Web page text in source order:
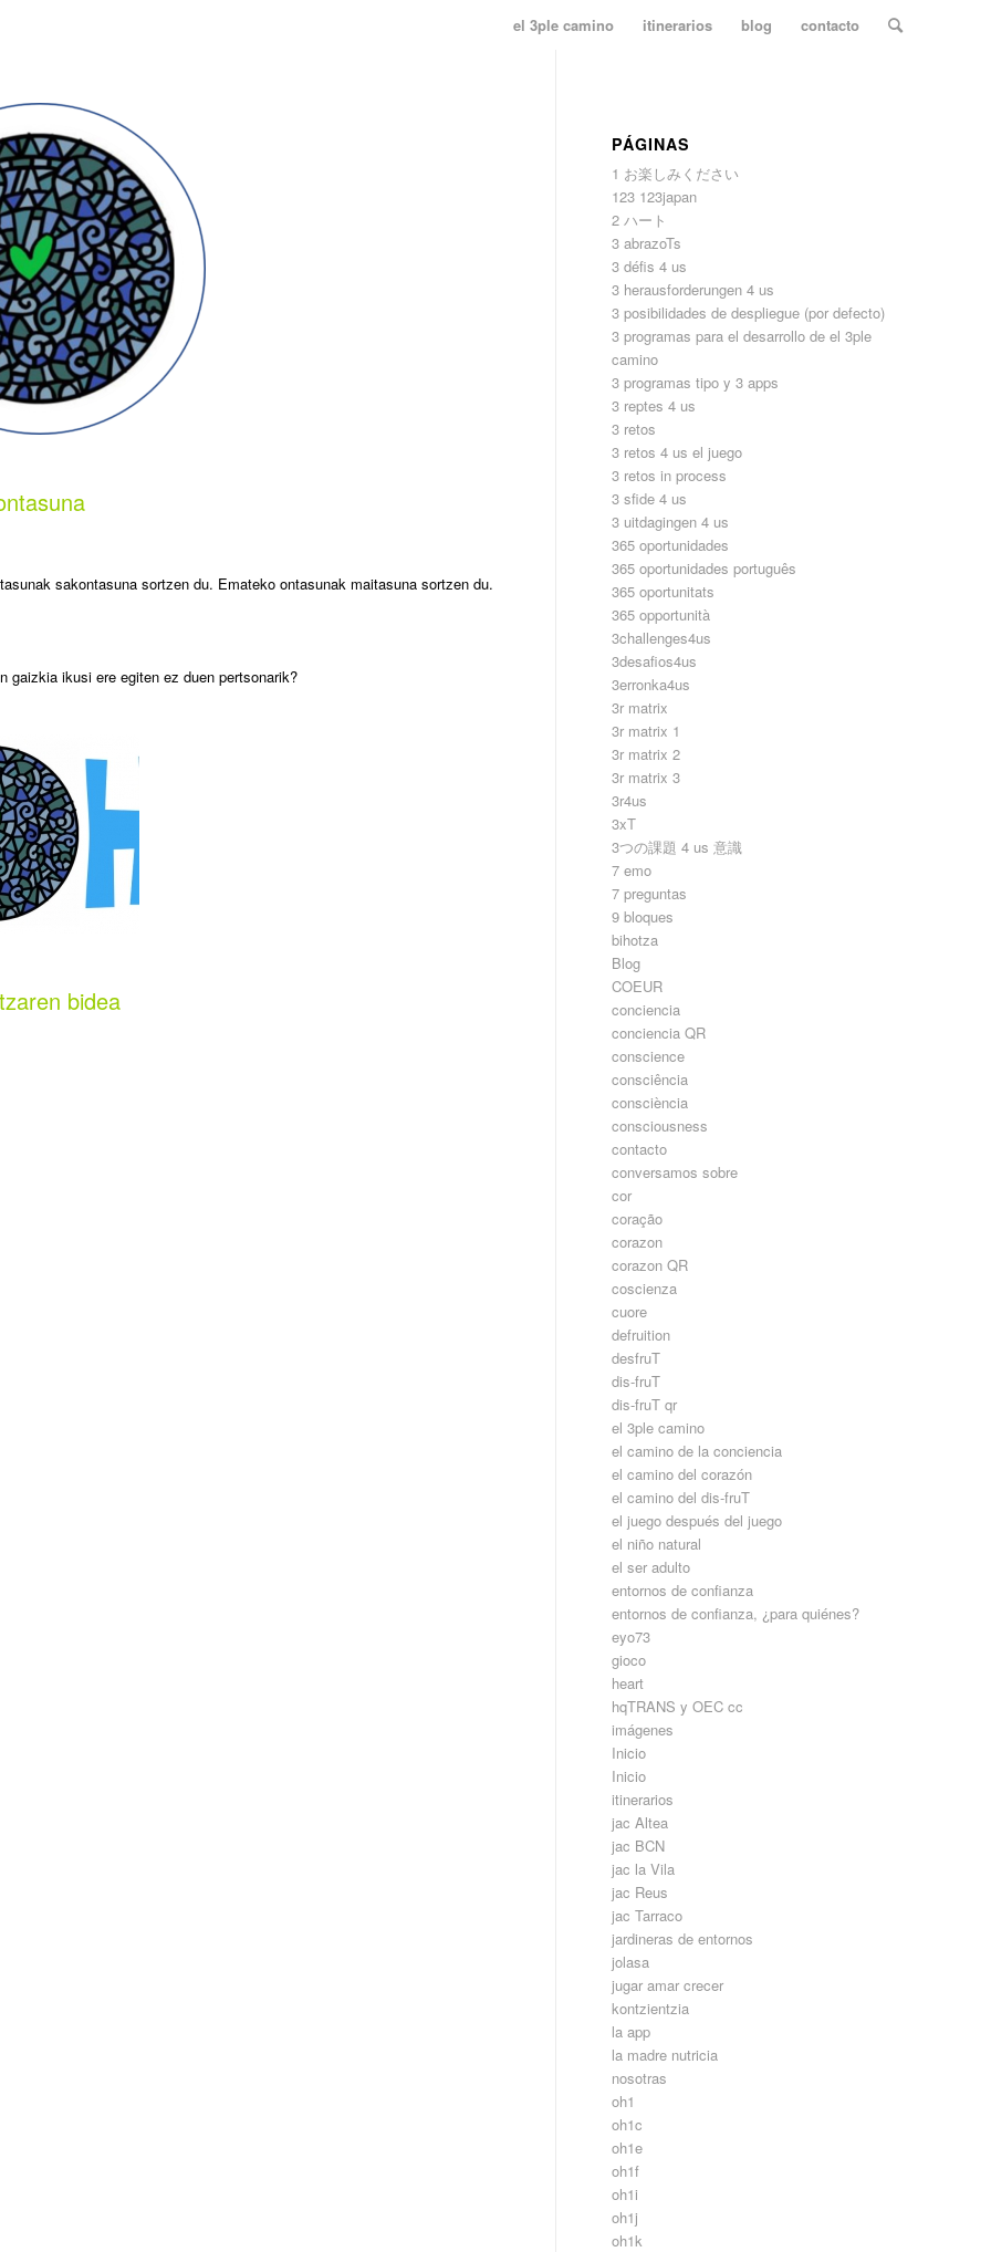
el 3ple camino itinerarios blog contacto
sakontasuna sortzen du. Emateko ontasunak maitasuna sortzen du.
gaizkia ikusi ere egiten ez duen pertsonarik?
bidea
PÁGINAS
1 お楽しみください
123 123japan
2 ハート
3 abrazoTs
3 défis 4 us
3 herausforderungen 4 us
3 posibilidades de despliegue (por defecto)
3 programas para el desarrollo de el 3ple
camino
3 programas tipo y 3 apps
3 reptes 4 us
3 retos
3 retos 4 us el juego
3 retos in process
3 sfide 4 us
3 uitdagingen 4 us
365 oportunidades
365 oportunidades português
365 oportunitats
365 opportunità
3challenges4us
3desafios4us
3erronka4us
3r matrix
3r matrix 1
3r matrix 2
3r matrix 3
3r4us
3xT
3つの課題 4 us 意識
7 emo
7 preguntas
9 bloques
bihotza
Blog
COEUR
conciencia
conciencia QR
conscience
consciência
consciència
consciousness
contacto
conversamos sobre
cor
coração
corazon
corazon QR
coscienza
cuore
defruition
desfruT
dis-fruT
dis-fruT qr
el 3ple camino
el camino de la conciencia
el camino del corazón
el camino del dis-fruT
el juego después del juego
el niño natural
el ser adulto
entornos de confianza
entornos de confianza, ¿para quiénes?
eyo73
gioco
heart
hqTRANS y OEC cc
imágenes
Inicio
Inicio
itinerarios
jac Altea
jac BCN
jac la Vila
jac Reus
jac Tarraco
jardineras de entornos
jolasa
jugar amar crecer
kontzientzia
la app
la madre nutricia
nosotras
oh1
oh1c
oh1e
oh1f
oh1i
oh1j
oh1k